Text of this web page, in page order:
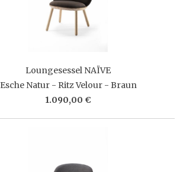
Loungesessel NAÏVE
Esche Natur - Ritz Velour - Braun
1.090,00 €